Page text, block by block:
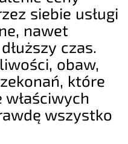
siebie usługi
nawet
czas.
obaw,
które
wszystko